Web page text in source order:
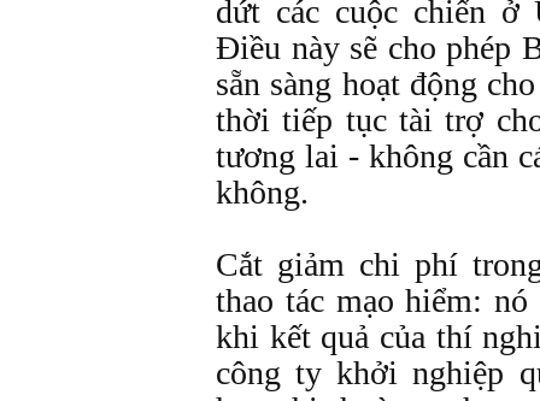
dứt các cuộc chiến ở
Điều này sẽ cho phép
sẵn sàng hoạt động
thời tiếp tục tài trợ
tương lai - không cần
không.
Cắt giảm chi phí
thao tác mạo hiểm:
khi kết quả của thí
công ty khởi nghiệp